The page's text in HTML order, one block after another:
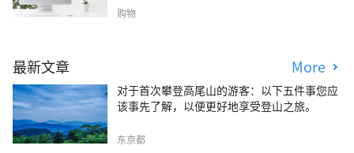
购物
最新文章 More
对于首次攀登高尾山的游客：以下五件事您应
该事先了解，以便更好地享受登山之旅。
东京都